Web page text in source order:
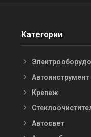
Категории
Крепеж
Автосвет